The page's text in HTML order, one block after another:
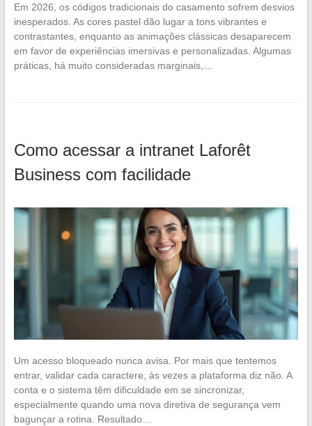
Em 2026, os códigos tradicionais do casamento sofrem desvios
inesperados. As cores pastel dão lugar a tons vibrantes e
contrastantes, enquanto as animações clássicas desaparecem
em favor de experiências imersivas e personalizadas. Algumas
práticas, há muito consideradas marginais,…
Como acessar a intranet Laforêt
Business com facilidade
Um acesso bloqueado nunca avisa. Por mais que tentemos
entrar, validar cada caractere, às vezes a plataforma diz não. A
conta e o sistema têm dificuldade em se sincronizar,
especialmente quando uma nova diretiva de segurança vem
bagunçar a rotina. Resultado…